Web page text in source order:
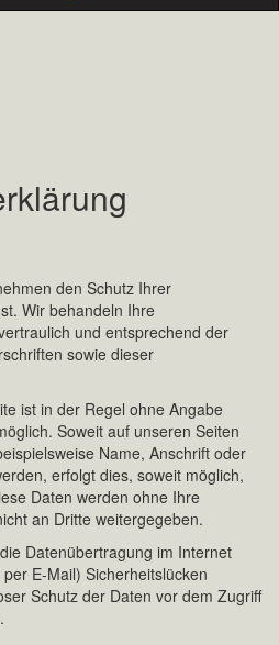
den Schutz Ihrer
Wir behandeln Ihre
und entsprechend der
sowie dieser
ist in der Regel ohne Angabe
Soweit auf unseren Seiten
Name, Anschrift oder
erfolgt dies, soweit möglich,
Daten werden ohne Ihre
an Dritte weitergegeben.
Datenübertragung im Internet
E-Mail) Sicherheitslücken
Schutz der Daten vor dem Zugriff